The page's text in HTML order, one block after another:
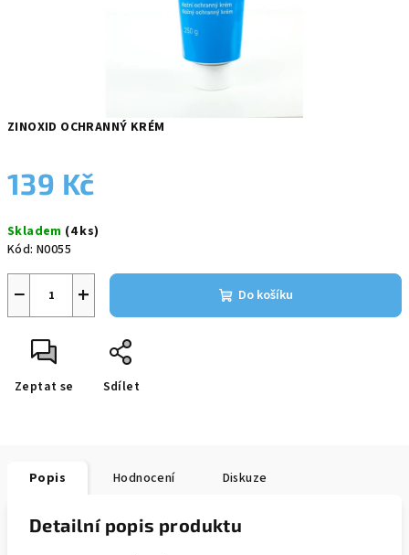
ZINOXID OCHRANNÝ KRÉM
139 Kč
cena:
Skladem (4 ks)
Kód: N0055
+
− Do košíku
Zeptat se Sdílet
Popis Hodnocení Diskuze
Detailní popis produktu